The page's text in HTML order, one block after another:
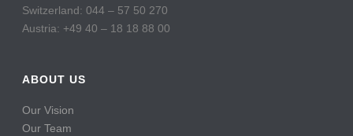
Switzerland: 044 – 57 50 270
Austria: +49 40 – 18 18 88 00
ABOUT US
Our Vision
Our Team